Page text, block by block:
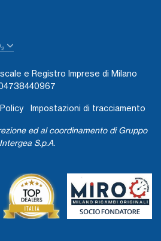
e Registro Imprese di Milano
Impostazioni di tracciamento
ed al coordinamento di Gruppo
Intergea S.p.A.